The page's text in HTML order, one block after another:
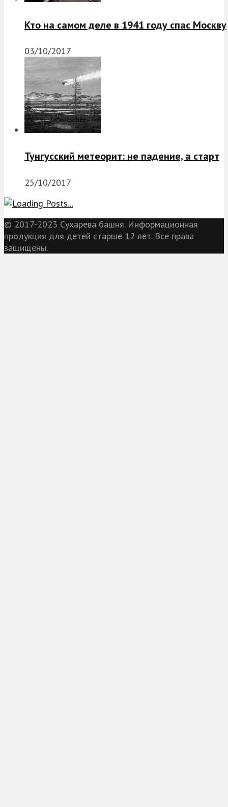
Кто на самом деле в 1941 году спас Москву
03/10/2017
Тунгусский метеорит: не падение, а старт
25/10/2017
© 2017-2023 Сухарева башня. Информационная
продукция для детей старше 12 лет. Все права
защищены.